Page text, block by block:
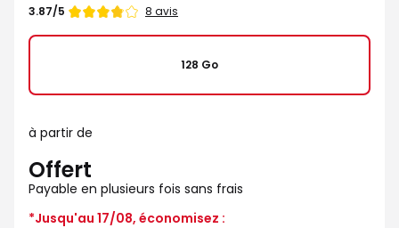
3.87/5 Note
3.87
8 avis
128 Go
à partir de
Offert
Payable en plusieurs fois sans frais
*Jusqu'au 17/08, économisez :